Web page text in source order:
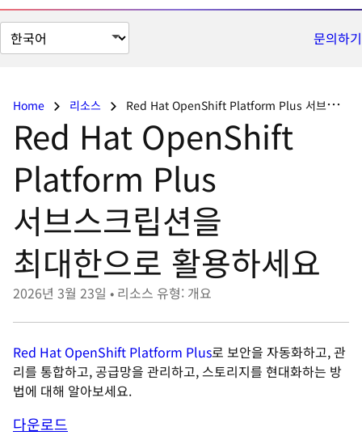
페
이
문의하기
Home 리소스 Red Hat OpenShift Platform Plus 서브스크립션을 최대한으로 활용하세요
Red Hat OpenShift
Platform Plus
서브스크립션을
최대한으로 활용하세요
2026년 3월 23일 • 리소스 유형: 개요
Red Hat OpenShift Platform Plus로 보안을 자동화하고, 관
리를 통합하고, 공급망을 관리하고, 스토리지를 현대화하는 방
법에 대해 알아보세요.
다운로드